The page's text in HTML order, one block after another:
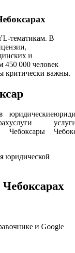
тематикам. В
и
450 000 человек
критически важны.
юридические
услуги
Чебоксары
юридической
и Google